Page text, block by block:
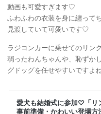
動画も可愛すぎます♡
ふわふわの衣装を身に纏って
見渡していて可愛いです♡
ラジコンカーに乗せてのリン
弱ったわんちゃんや、恥ずか
グドッグを任せやすいですよ